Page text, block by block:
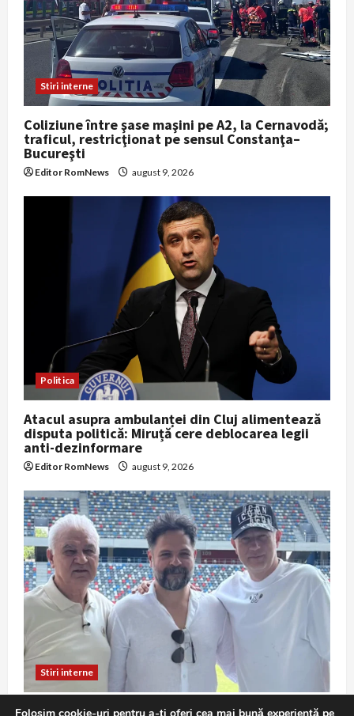
Stiri interne
Coliziune între şase maşini pe A2, la Cernavodă;
traficul, restricţionat pe sensul Constanţa–
Bucureşti
Editor RomNews august 9, 2026
Politica
Atacul asupra ambulanței din Cluj alimentează
disputa politică: Miruță cere deblocarea legii
anti-dezinformare
Editor RomNews august 9, 2026
Stiri interne
Remus Achim filmează documentarul despre